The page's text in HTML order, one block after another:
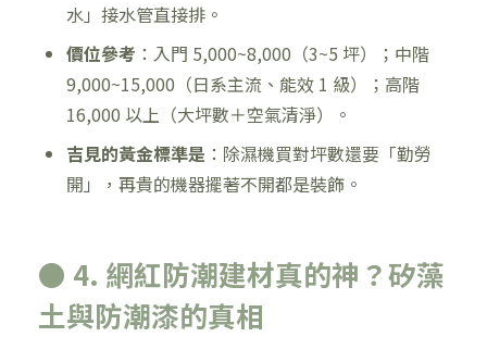
水」接水管直接排。
價位參考 ：入門 5,000~8,000（3~5 坪）；中階
9,000~15,000（日系主流、能效 1 級）；高階
16,000 以上（大坪數＋空氣清淨）。
吉見的黃金標準是：除濕機買對坪數還要「勤勞
開」，再貴的機器擺著不開都是裝飾。
● 4. 網紅防潮建材真的神？矽藻
土與防潮漆的真相